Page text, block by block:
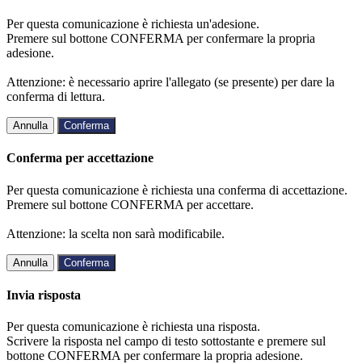
Per questa comunicazione è richiesta un'adesione.
Premere sul bottone CONFERMA per confermare la propria
adesione.
Attenzione: è necessario aprire l'allegato (se presente) per dare la
conferma di lettura.
Annulla Conferma
Conferma per accettazione
Per questa comunicazione è richiesta una conferma di accettazione.
Premere sul bottone CONFERMA per accettare.
Attenzione: la scelta non sarà modificabile.
Annulla Conferma
Invia risposta
Per questa comunicazione è richiesta una risposta.
Scrivere la risposta nel campo di testo sottostante e premere sul
bottone CONFERMA per confermare la propria adesione.